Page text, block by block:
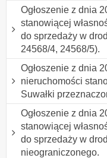
Ogłoszenie z dnia
stanowiącej
do sprzedaży w
24568/4, 24568/5).
Ogłoszenie z dnia
nieruchomości
Suwałki
Ogłoszenie z dnia
stanowiącej
do sprzedaży w
nieograniczonego.